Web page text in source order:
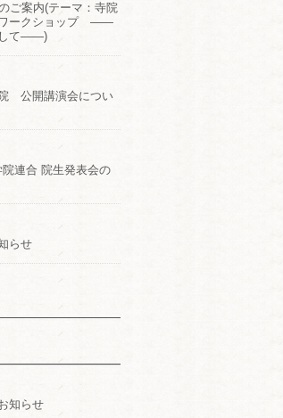
ご案内(テーマ：寺院
ワークショップ ――
して――)
院 公開講演会につい
連合 院生発表会の
らせ
知らせ